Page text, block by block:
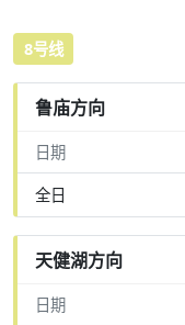
8号线
鲁庙方向
日期
全日
天健湖方向
日期